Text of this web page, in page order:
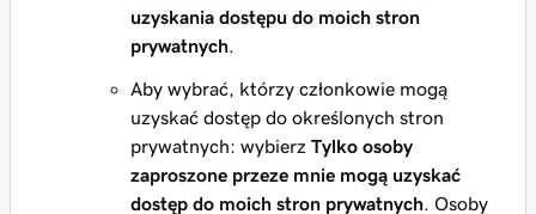
uzyskania dostępu do moich stron
prywatnych
Aby wybrać, którzy członkowie mogą
uzyskać dostęp do określonych stron
prywatnych: wybierz Tylko osoby
zaproszone przeze mnie mogą uzyskać
dostęp do moich stron prywatnych . Osoby